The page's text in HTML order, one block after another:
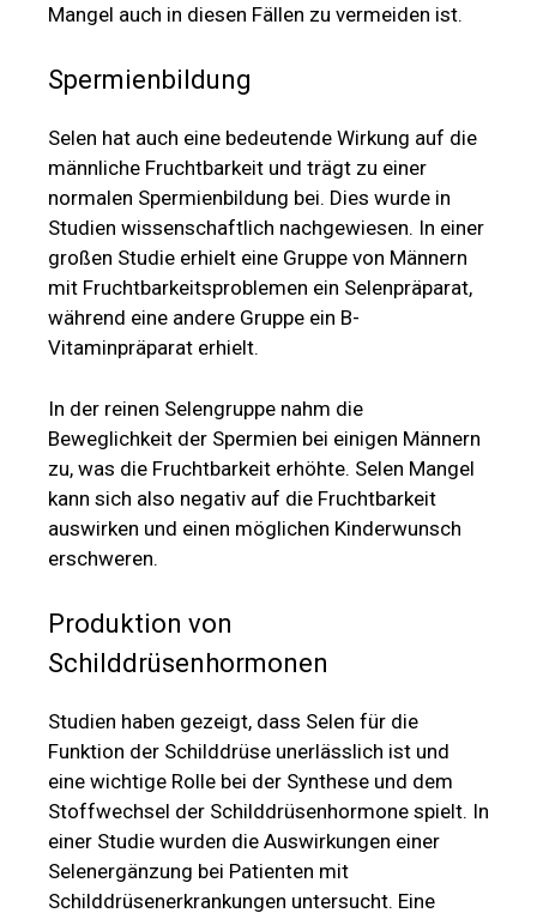
Mangel auch in diesen Fällen zu vermeiden ist.
Spermienbildung
Selen hat auch eine bedeutende Wirkung auf die
männliche Fruchtbarkeit und trägt zu einer
normalen Spermienbildung bei. Dies wurde in
Studien wissenschaftlich nachgewiesen. In einer
großen Studie erhielt eine Gruppe von Männern
mit Fruchtbarkeitsproblemen ein Selenpräparat,
während eine andere Gruppe ein B-
Vitaminpräparat erhielt.
In der reinen Selengruppe nahm die
Beweglichkeit der Spermien bei einigen Männern
zu, was die Fruchtbarkeit erhöhte. Selen Mangel
kann sich also negativ auf die Fruchtbarkeit
auswirken und einen möglichen Kinderwunsch
erschweren.
Produktion von
Schilddrüsenhormonen
Studien haben gezeigt, dass Selen für die
Funktion der Schilddrüse unerlässlich ist und
eine wichtige Rolle bei der Synthese und dem
Stoffwechsel der Schilddrüsenhormone spielt. In
einer Studie wurden die Auswirkungen einer
Selenergänzung bei Patienten mit
Schilddrüsenerkrankungen untersucht. Eine